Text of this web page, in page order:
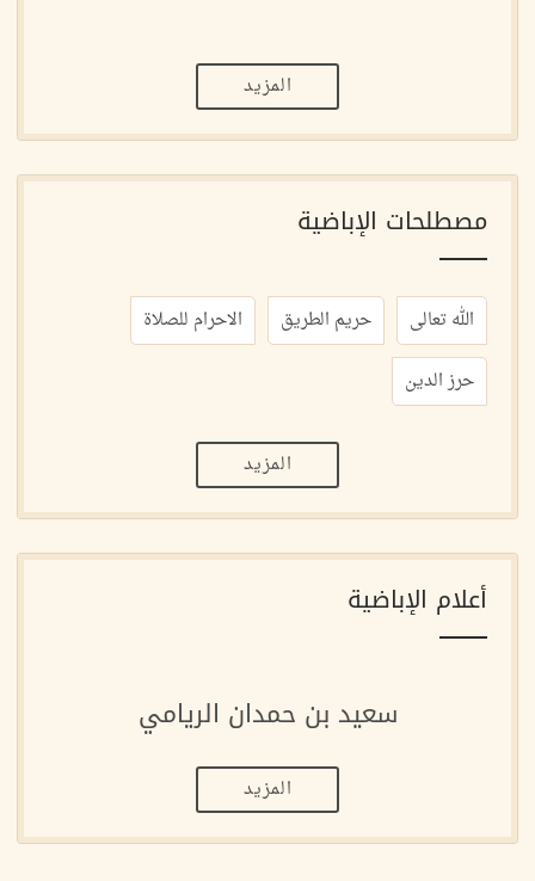
المزيد
مصطلحات الإباضية
الله تعالى حريم الطريق
الاحرام للصلاة
حرز الدين
المزيد
أعلام الإباضية
سعيد بن حمدان الريامي
المزيد